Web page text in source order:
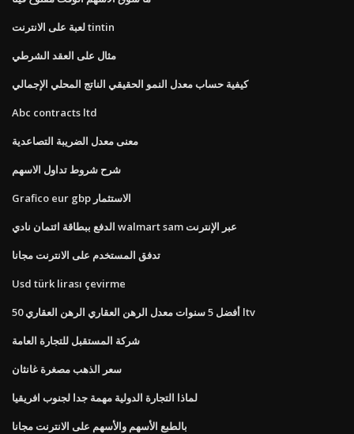
لعبة على الانترنت tintin
مثال على العقد الشرطي
كيفية حساب معدل النمو الحقيقي الناتج المحلي الإجمالي
Abc contracts ltd
معنى معدل الضريبة التصاعدية
شرح شروط تداول الاسهم
Grafico eur gbp الاستثمار
الدفع ببطاقة ائتمان نادي walmart sam عبر الإنترنت
تدفق المستخدم على الانترنت مجانا
Usd türk lirası çevirme
أفضل 5 سنوات معدل الرهن العقاري الرهن العقاري 50 ltv
شركة المستقبل للتجارة العامة
سعر الذهب مصغرة غانثان
لماذا التجارة الدولية مهمة جدا لجنوب افريقيا
بالطبع الأسهم والأسهم على الانترنت مجانا